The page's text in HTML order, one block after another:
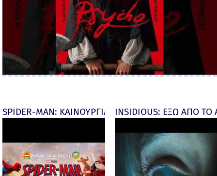
SPIDER-MAN: ΚΑΙΝΟΥΡΓΙΑ ΜΕΡΑ (Spider-Man:
INSIDIOUS: ΕΞΩ ΑΠΟ